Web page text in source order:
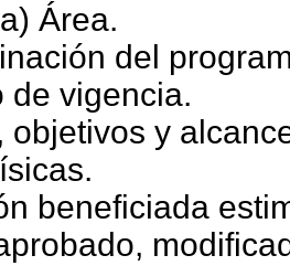
Área.
del
de vigencia.
objetivos y
beneficiada